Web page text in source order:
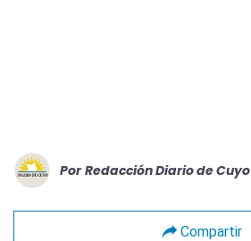
Por Redacción Diario de Cuyo
Compartir